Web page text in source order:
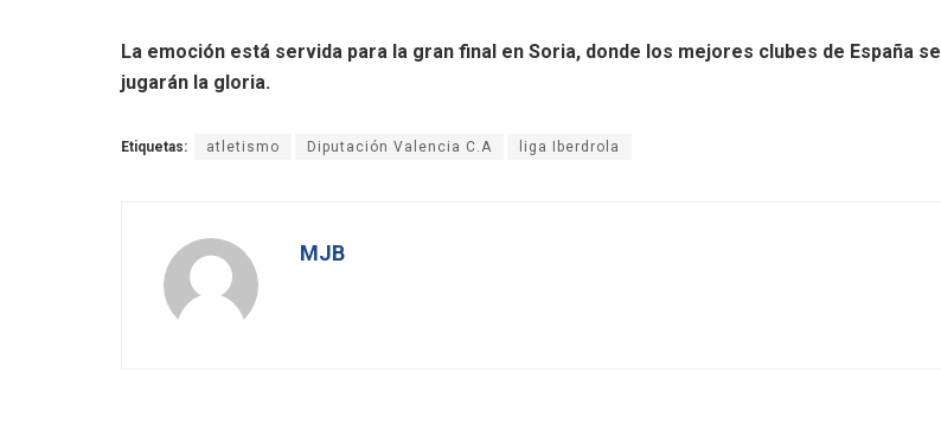
La emoción está servida para la gran final en Soria, donde los mejores clubes de España se
jugarán la gloria.
Etiquetas: atletismo Diputación Valencia C.A liga Iberdrola
MJB